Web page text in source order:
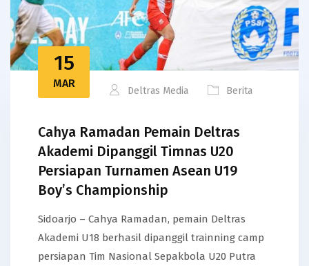
15
MAR
Deltras Media Berita
Cahya Ramadan Pemain Deltras
Akademi Dipanggil Timnas U20
Persiapan Turnamen Asean U19
Boy’s Championship
Sidoarjo – Cahya Ramadan, pemain Deltras
Akademi U18 berhasil dipanggil trainning camp
persiapan Tim Nasional Sepakbola U20 Putra